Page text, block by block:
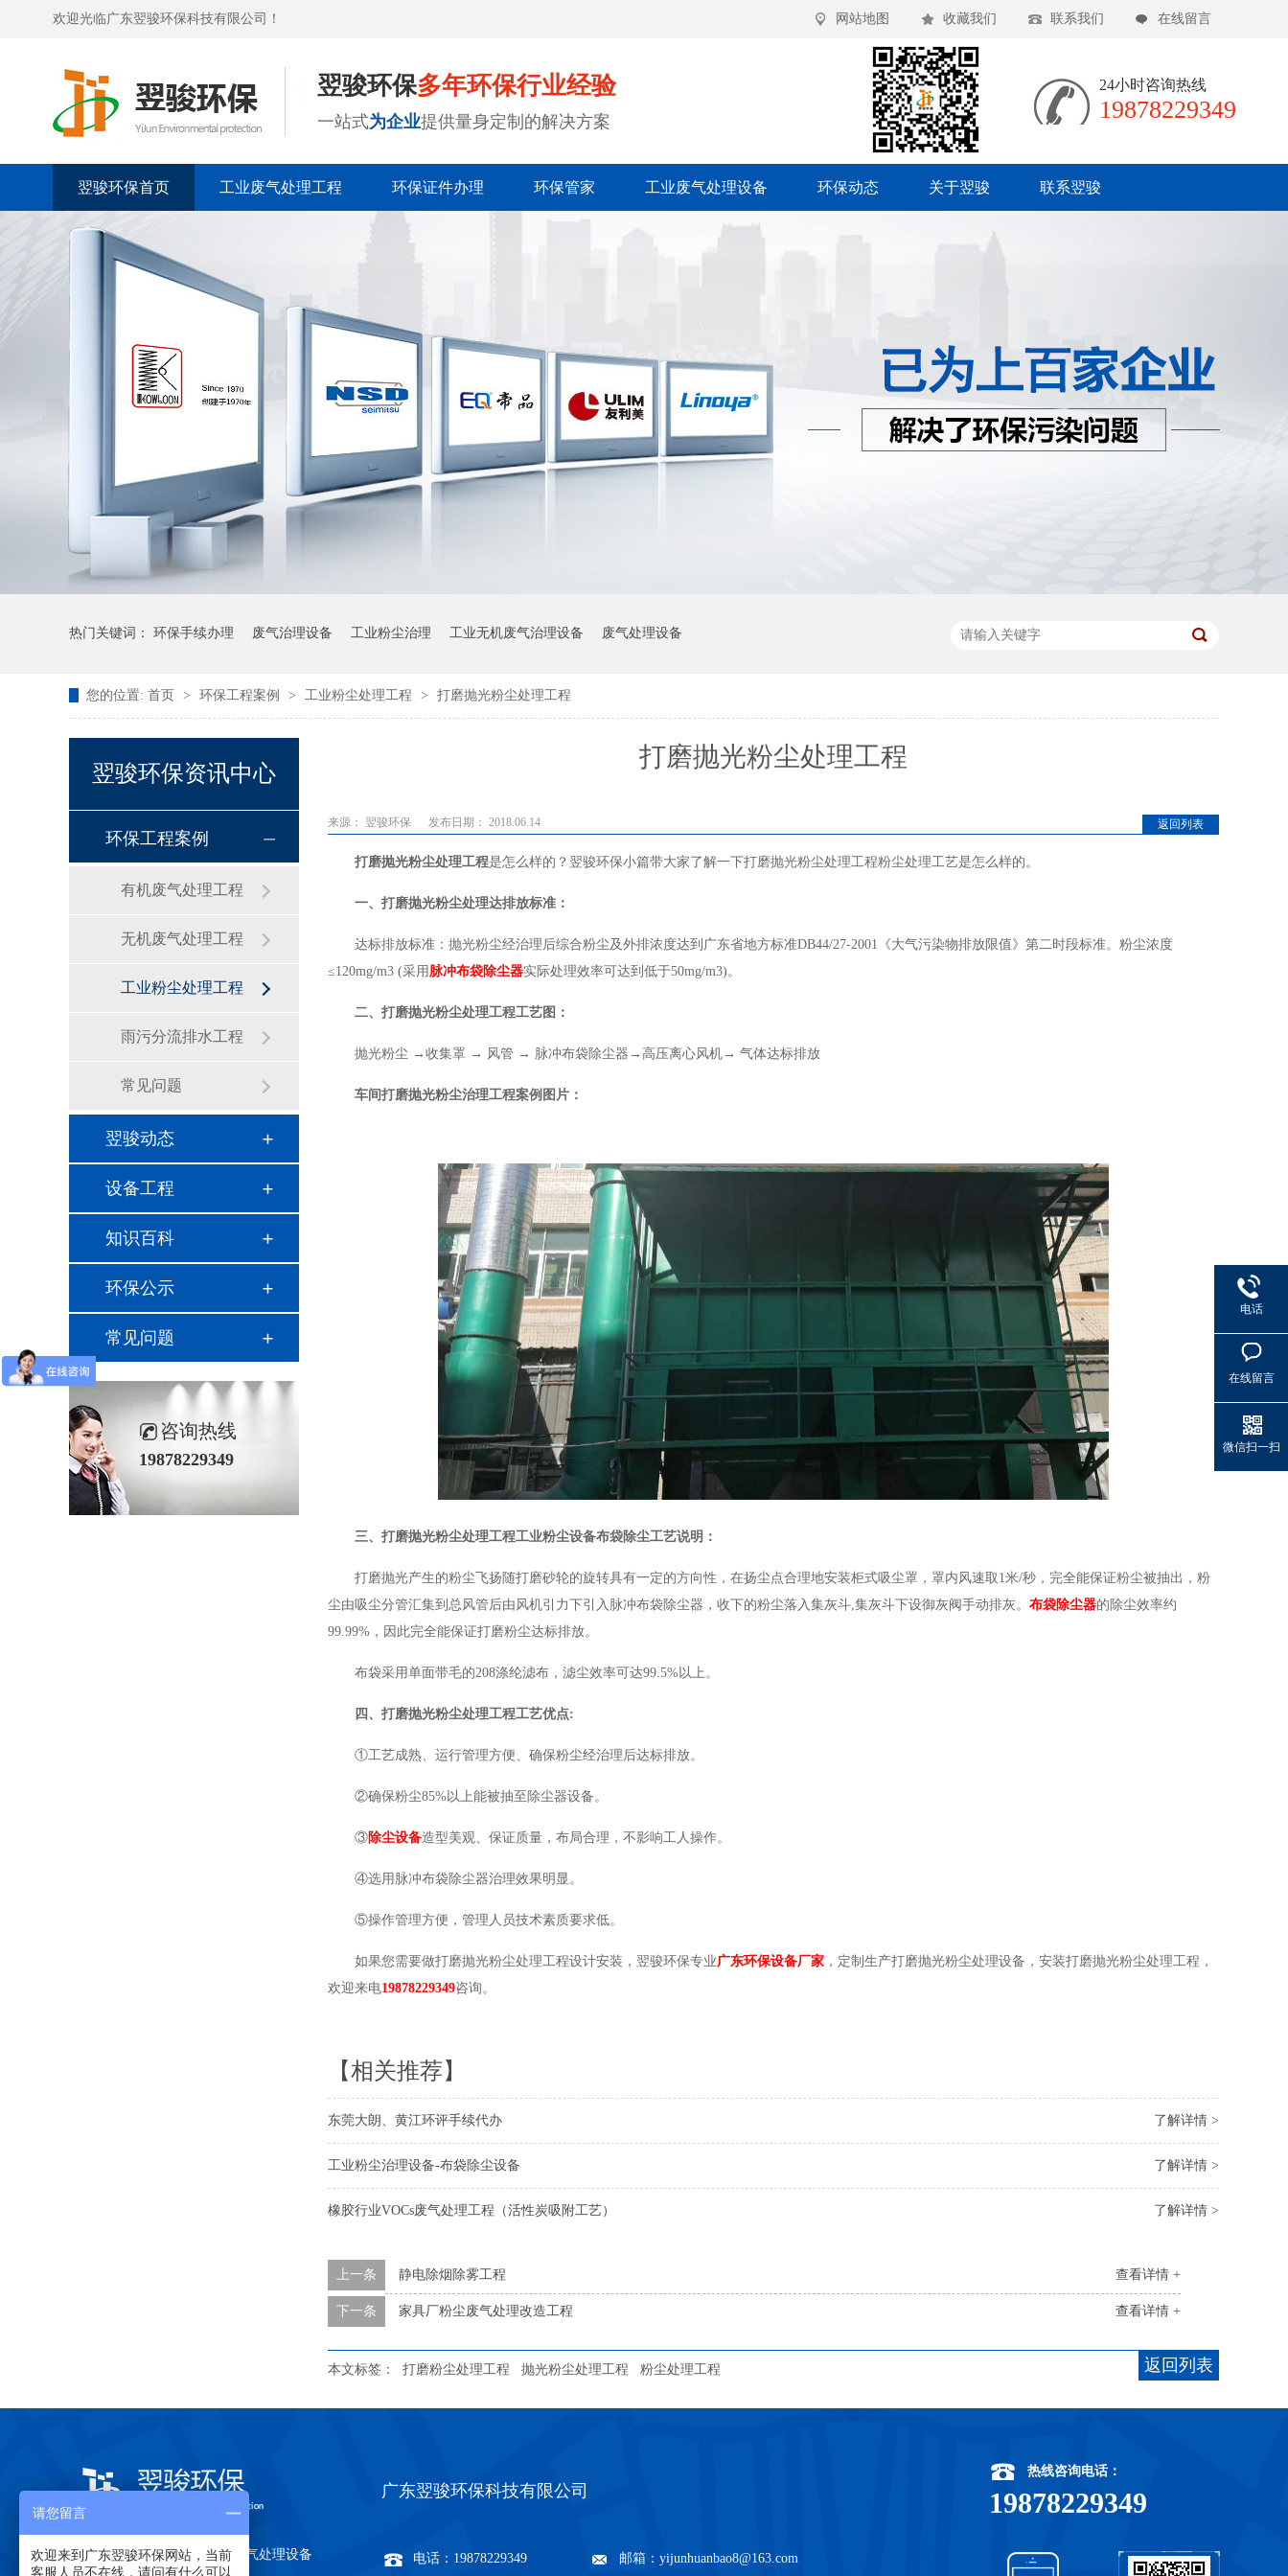
网站地图 收藏我们 联系我们 在线留言
欢迎光临广东翌骏环保科技有限公司！
翌骏环保多年环保行业经验
一站式为企业提供量身定制的解决方案
24小时咨询热线
19878229349
翌骏环保首页 工业废气处理工程 环保证件办理 环保管家 工业废气处理设备 环保动态 关于翌骏 联系翌骏
热门关键词： 环保手续办理 废气治理设备 工业粉尘治理 工业无机废气治理设备 废气处理设备
您的位置: 首页 > 环保工程案例 > 工业粉尘处理工程 > 打磨抛光粉尘处理工程
打磨抛光粉尘处理工程
返回列表
来源： 翌骏环保 发布日期： 2018.06.14
打磨抛光粉尘处理工程是怎么样的？翌骏环保小篇带大家了解一下打磨抛光粉尘处理工程粉尘处理工艺是怎么样的。
一、打磨抛光粉尘处理达排放标准：
达标排放标准：抛光粉尘经治理后综合粉尘及外排浓度达到广东省地方标准DB44/27-2001《大气污染物排放限值》第二时段标准。粉尘浓度
≤120mg/m3 (采用 脉冲布袋除尘器实际处理效率可达到低于50mg/m3)。
二、打磨抛光粉尘处理工程工艺图：
抛光粉尘 →收集罩 → 风管 → 脉冲布袋除尘器→高压离心风机→ 气体达标排放
车间打磨抛光粉尘治理工程案例图片：
三、 打磨抛光粉尘处理工程工业粉尘设备布袋除尘工艺说明：
打磨抛光产生的粉尘飞扬随打磨砂轮的旋转具有一定的方向性，在扬尘点合理地安装柜式吸尘罩，罩内风速取1米/秒，完全能保证粉尘被抽出，粉
尘由吸尘分管汇集到总风管后由风机引力下引入脉冲布袋除尘器，收下的粉尘落入集灰斗,集灰斗下设御灰阀手动排灰。 布袋除尘器的除尘效率约
99.99%，因此完全能保证打磨粉尘达标排放。
布袋采用单面带毛的208涤纶滤布，滤尘效率可达99.5%以上。
四、打磨抛光粉尘处理工程工艺优点:
①工艺成熟、运行管理方便、确保粉尘经治理后达标排放。
②确保粉尘85%以上能被抽至除尘器设备。
③除尘设备造型美观、保证质量，布局合理，不影响工人操作。
④选用脉冲布袋除尘器治理效果明显。
⑤操作管理方便，管理人员技术素质要求低。
如果您需要做打磨抛光粉尘处理工程设计安装，翌骏环保专业广东环保设备厂家 ，定制生产打磨抛光粉尘处理设备，安装打磨抛光粉尘处理工程，
欢迎来电19878229349咨询。
【相关推荐】
了解详情 >
东莞大朗、黄江环评手续代办
了解详情 >
工业粉尘治理设备-布袋除尘设备
了解详情 >
橡胶行业VOCs废气处理工程（活性炭吸附工艺）
查看详情 +
上一条 静电除烟除雾工程
查看详情 +
下一条 家具厂粉尘废气处理改造工程
返回列表
本文标签： 打磨粉尘处理工程 抛光粉尘处理工程 粉尘处理工程
翌骏环保资讯中心
环保工程案例
有机废气处理工程
无机废气处理工程
工业粉尘处理工程
雨污分流排水工程
常见问题
翌骏动态
设备工程
知识百科
环保公示
常见问题
咨询热线
19878229349
关于翌骏环保 有机废气处理设备
广东翌骏环保科技有限公司
电话：19878229349 邮箱：yijunhuanbao8@163.com
热线咨询电话：
19878229349
电话
在线留言
微信扫一扫
请您留言
欢迎来到广东翌骏环保网站，当前
客服人员不在线，请问有什么可以